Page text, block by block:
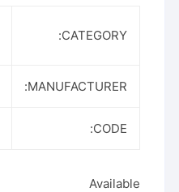
CATEGORY:
MANUFACTURER:
CODE:
Available